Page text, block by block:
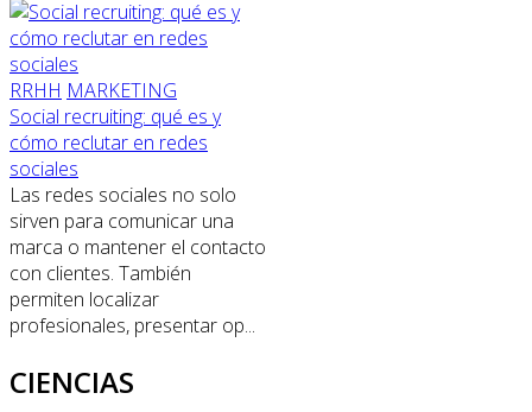
RRHH MARKETING
Social recruiting: qué es y
cómo reclutar en redes
sociales
Las redes sociales no solo
sirven para comunicar una
marca o mantener el contacto
con clientes. También
permiten localizar
profesionales, presentar op...
CIENCIAS